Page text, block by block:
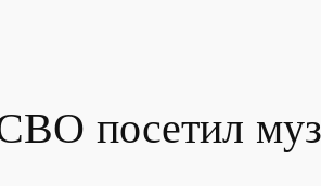
посетил